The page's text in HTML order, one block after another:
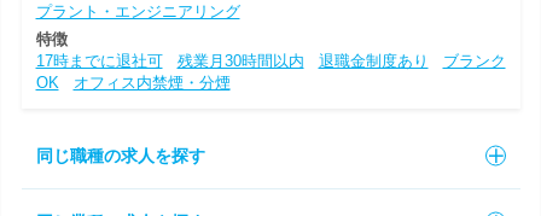
プラント・エンジニアリング
特徴
17時までに退社可
残業月30時間以内 退職金制度あり
ブランク
OK
オフィス内禁煙・分煙
同じ職種の求人を探す